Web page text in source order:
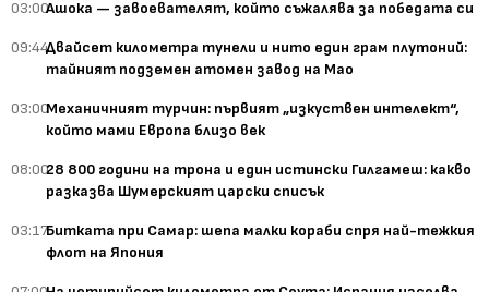
03:00Ашока — завоевателят, който съжалява за победата си
09:44Двайсет километра тунели и нито един грам плутоний:
тайният подземен атомен завод на Мао
03:00Механичният турчин: първият „изкуствен интелект“,
който мами Европа близо век
08:0028 800 години на трона и един истински Гилгамеш: какво
разказва Шумерският царски списък
03:17Битката при Самар: шепа малки кораби спря най-тежкия
флот на Япония